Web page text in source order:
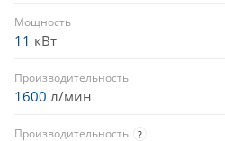
Мощность
11 кВт
Производительность
1600 л/мин
Производительность ?